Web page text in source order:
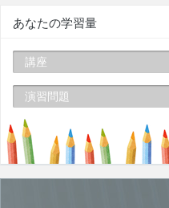
あなたの学習量
講座
演習問題